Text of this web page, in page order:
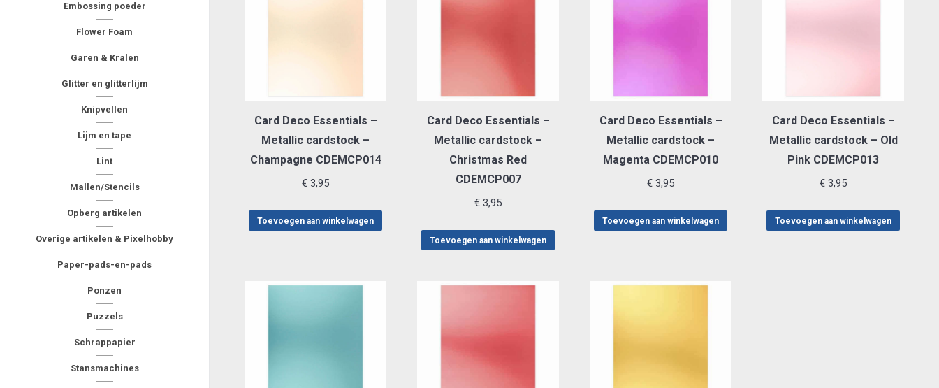
Embossing poeder
Flower Foam
Garen & Kralen
Glitter en glitterlijm
Knipvellen
Lijm en tape
Lint
Mallen/Stencils
Opberg artikelen
Overige artikelen & Pixelhobby
Paper-pads-en-pads
Ponzen
Puzzels
Schrappapier
Stansmachines
Card Deco Essentials –
Metallic cardstock –
Champagne CDEMCP014
€ 3,95
Toevoegen aan winkelwagen
Card Deco Essentials –
Metallic cardstock –
Christmas Red
CDEMCP007
€ 3,95
Toevoegen aan winkelwagen
Card Deco Essentials –
Metallic cardstock –
Magenta CDEMCP010
€ 3,95
Toevoegen aan winkelwagen
Card Deco Essentials –
Metallic cardstock – Old
Pink CDEMCP013
€ 3,95
Toevoegen aan winkelwagen